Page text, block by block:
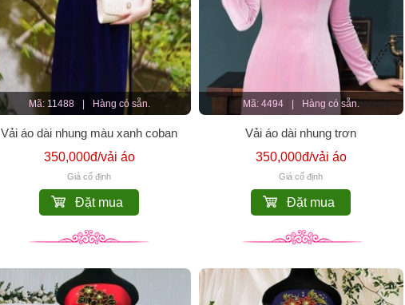
Mã: 11488 Hàng có sẵn.
Vải áo dài nhung màu xanh coban
350,000đ/vải áo
Giá cố định
Đặt mua
Mã: 4494 Hàng có sẵn.
Vải áo dài nhung trơn
350,000đ/vải áo
Giá cố định
Đặt mua